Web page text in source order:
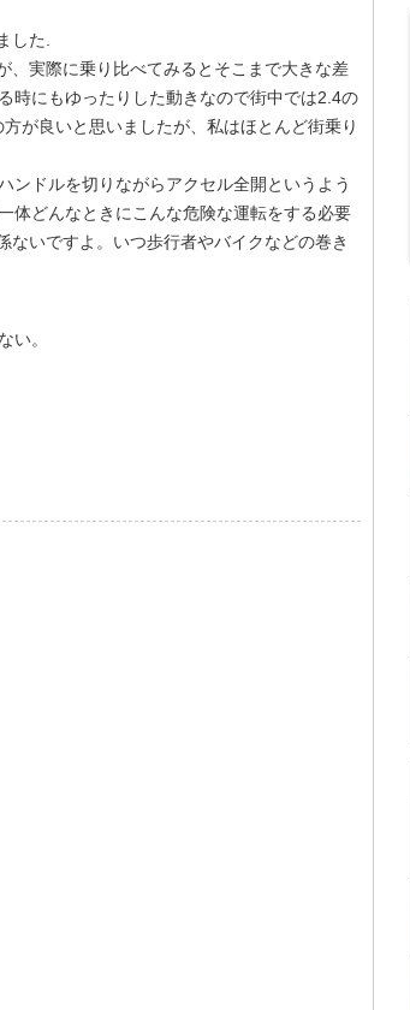
した.
、実際に乗り比べてみるとそこまで大きな差
時にもゆったりした動きなので街中では2.4の
が良いと思いましたが、私はほとんど街乗り
ンドルを切りながらアクセル全開というよう
体どんなときにこんな危険な運転をする必要
いですよ。いつ歩行者やバイクなどの巻き
い。